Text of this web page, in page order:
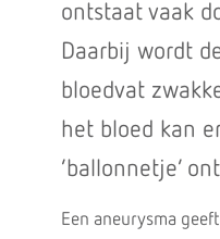
ontstaat vaak
Daarbij wordt
bloedvat
het bloed kan
‘ballonnetje’
Een aneurysma